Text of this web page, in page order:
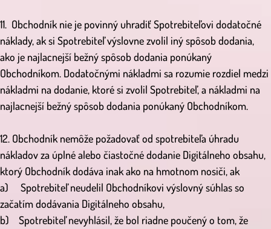
11. Obchodník nie je povinný uhradiť Spotrebiteľovi dodatočné
náklady, ak si Spotrebiteľ výslovne zvolil iný spôsob dodania,
ako je najlacnejší bežný spôsob dodania ponúkaný
Obchodníkom. Dodatočnými nákladmi sa rozumie rozdiel medzi
nákladmi na dodanie, ktoré si zvolil Spotrebiteľ, a nákladmi na
najlacnejší bežný spôsob dodania ponúkaný Obchodníkom.
12. Obchodník nemôže požadovať od spotrebiteľa úhradu
nákladov za úplné alebo čiastočné dodanie Digitálneho obsahu,
ktorý Obchodník dodáva inak ako na hmotnom nosiči, ak
a) Spotrebiteľ neudelil Obchodníkovi výslovný súhlas so
začatím dodávania Digitálneho obsahu,
b) Spotrebiteľ nevyhlásil, že bol riadne poučený o tom, že